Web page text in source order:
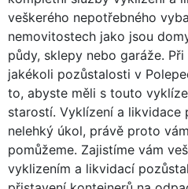
veškerého nepotřebného
nemovitostech jako jsou
půdy, sklepy nebo garáže.
jakékoli pozůstalosti v
to, abyste měli s touto
starostí. Vyklízení a likvidace
nelehký úkol, právě proto
pomůžeme. Zajistíme vám
vyklizením a likvidací